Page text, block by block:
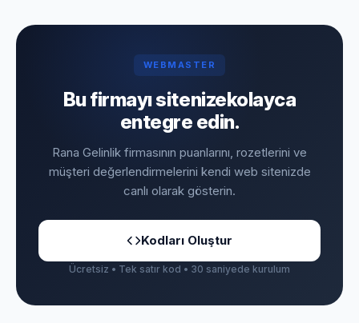
WEBMASTER
Bu firmayı sitenizekolayca
entegre edin.
Rana Gelinlik firmasının puanlarını, rozetlerini ve
müşteri değerlendirmelerini kendi web sitenizde
canlı olarak gösterin.
Kodları Oluştur
Ücretsiz • Tek satır kod • 30 saniyede kurulum